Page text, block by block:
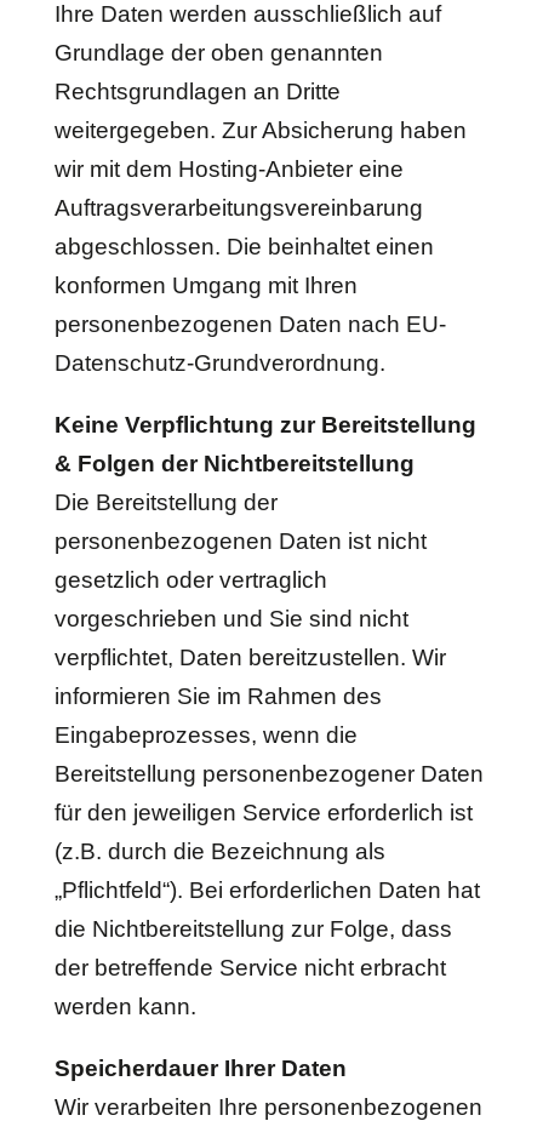
Ihre Daten werden ausschließlich auf
Grundlage der oben genannten
Rechtsgrundlagen an Dritte
weitergegeben. Zur Absicherung haben
wir mit dem Hosting-Anbieter eine
Auftragsverarbeitungsvereinbarung
abgeschlossen. Die beinhaltet einen
konformen Umgang mit Ihren
personenbezogenen Daten nach EU-
Datenschutz-Grundverordnung.
Keine Verpflichtung zur Bereitstellung
& Folgen der Nichtbereitstellung
Die Bereitstellung der
personenbezogenen Daten ist nicht
gesetzlich oder vertraglich
vorgeschrieben und Sie sind nicht
verpflichtet, Daten bereitzustellen. Wir
informieren Sie im Rahmen des
Eingabeprozesses, wenn die
Bereitstellung personenbezogener Daten
für den jeweiligen Service erforderlich ist
(z.B. durch die Bezeichnung als
„Pflichtfeld“). Bei erforderlichen Daten hat
die Nichtbereitstellung zur Folge, dass
der betreffende Service nicht erbracht
werden kann.
Speicherdauer Ihrer Daten
Wir verarbeiten Ihre personenbezogenen